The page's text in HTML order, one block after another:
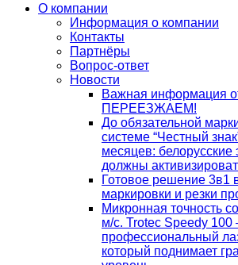
О компании
Информация о компании
Контакты
Партнёры
Вопрос-ответ
Новости
Важная информация
ПЕРЕЕЗЖАЕМ!
До обязательной
системе “Честный
месяцев: белорусские
должны
Готовое решение 3в1
маркировки и резки
Микронная точность
м/с. Trotec Speedy 100
профессиональный
который поднимает